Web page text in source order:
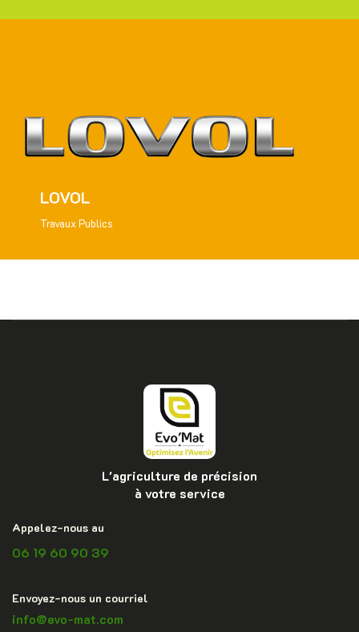
LOVOL
Travaux Publics
L'agriculture de précision
à votre service
Appelez-nous au
06 19 60 90 39
Envoyez-nous un courriel
info@evo-mat.com